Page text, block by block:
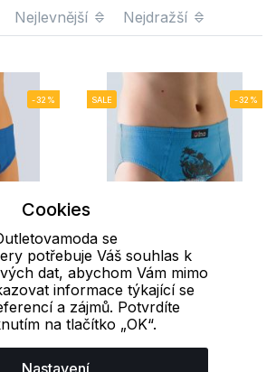
Nejlevnější Nejdražší
-32% SALE -32%
128
Chlapecké slipy
Cookies
se
potřebuje Váš souhlas k
dat, abychom Vám mimo
informace týkající se
a zájmů. Potvrdíte
na tlačítko „OK“.